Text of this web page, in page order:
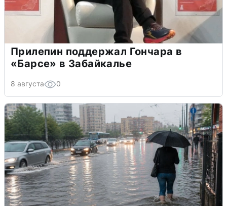
Прилепин поддержал Гончара в
«Барсе» в Забайкалье
8 августа 0